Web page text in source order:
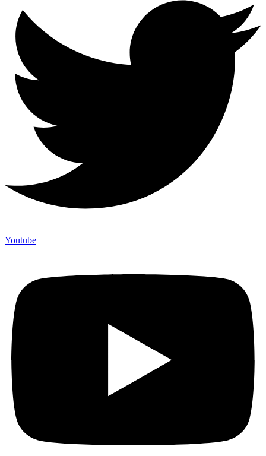
Youtube